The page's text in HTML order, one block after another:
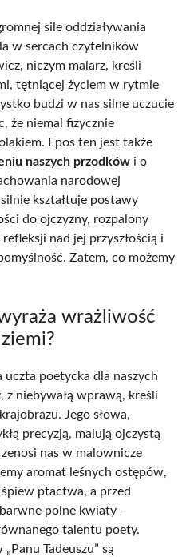
sile oddziaływania
w sercach czytelników
niczym malarz, kreśli
tętniącej życiem w rytmie
budzi w nas silne uczucie
że niemal fizycznie
Epos ten jest także
naszych przodków i o
narodowej
kształtuje postawy
do ojczyzny, rozpalony
nad jej przyszłością i
Zatem, co możemy
wyraża wrażliwość
uczta poetycka dla naszych
, z niebywałą wprawą, kreśli
Jego słowa,
precyzją, malują ojczystą
nas w malownicze
aromat leśnych ostępów,
ptactwa, a przed
polne kwiaty –
talentu poety.
Tadeuszu” są